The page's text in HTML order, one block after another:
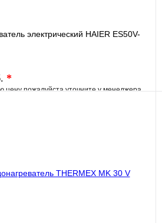
электрический HAIER ES50V-
*
цену пожалуйста уточните у менеджера